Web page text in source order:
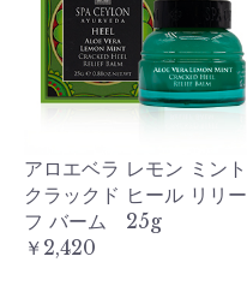
アロエベラ レモン ミント
クラックド ヒール リリー
フ バーム 25g
￥2,420